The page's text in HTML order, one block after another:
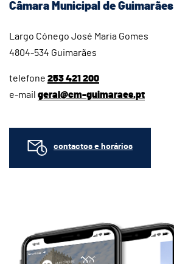
Câmara Municipal de Guimarães
Largo Cónego José Maria Gomes
4804-534 Guimarães
telefone 253 421 200
e-mail geral@cm-guimaraes.pt
contactos e horários